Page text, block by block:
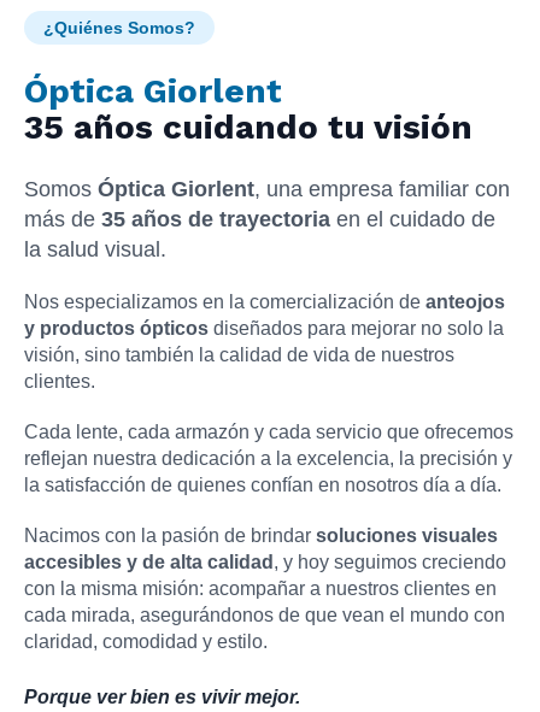
¿Quiénes Somos?
Óptica Giorlent
35 años cuidando tu visión
Somos Óptica Giorlent, una empresa familiar con
más de 35 años de trayectoria en el cuidado de
la salud visual.
Nos especializamos en la comercialización de anteojos
y productos ópticos diseñados para mejorar no solo la
visión, sino también la calidad de vida de nuestros
clientes.
Cada lente, cada armazón y cada servicio que ofrecemos
reflejan nuestra dedicación a la excelencia, la precisión y
la satisfacción de quienes confían en nosotros día a día.
Nacimos con la pasión de brindar soluciones visuales
accesibles y de alta calidad , y hoy seguimos creciendo
con la misma misión: acompañar a nuestros clientes en
cada mirada, asegurándonos de que vean el mundo con
claridad, comodidad y estilo.
Porque ver bien es vivir mejor.